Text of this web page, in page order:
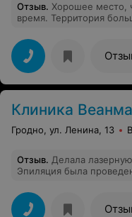
Отзыв. Хорошее место,
время. Территория
бассейн, Аквапарк,
гостиничные номера, а
небольшие домики. Все
большое.
Клиника
Гродно, ул. Ленина, 13
Отзыв. Делала
Эпиляция была
покорил, это абсолютно
мощный, без боли.